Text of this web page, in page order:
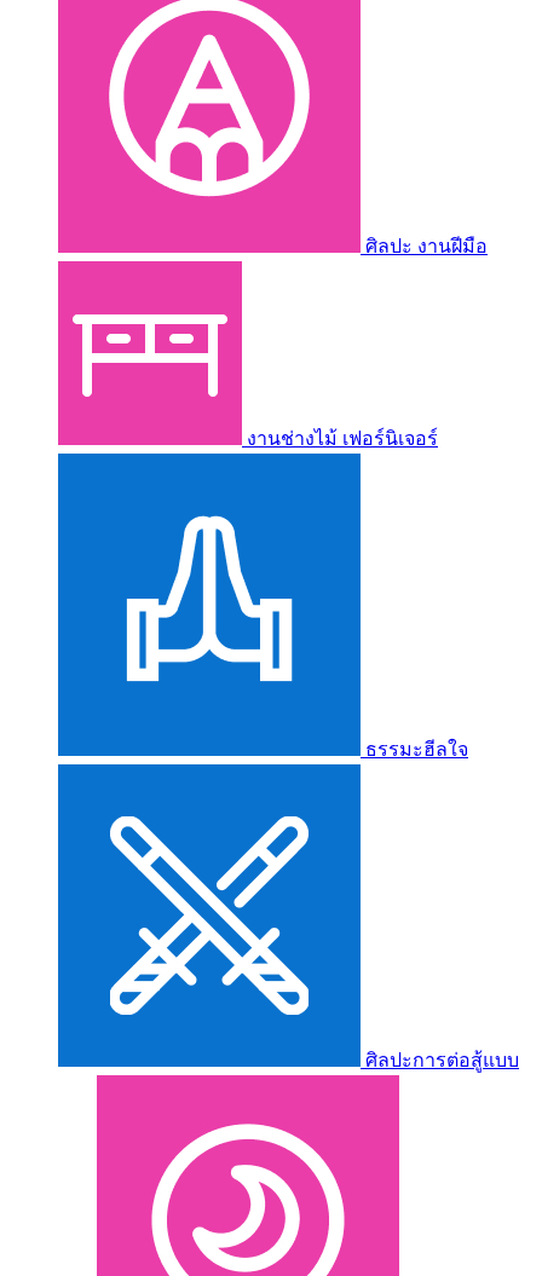
ศิลปะ งานฝีมือ
งานช่างไม้ เฟอร์นิเจอร์
ธรรมะฮีลใจ
ศิลปะการต่อสู้แบบ